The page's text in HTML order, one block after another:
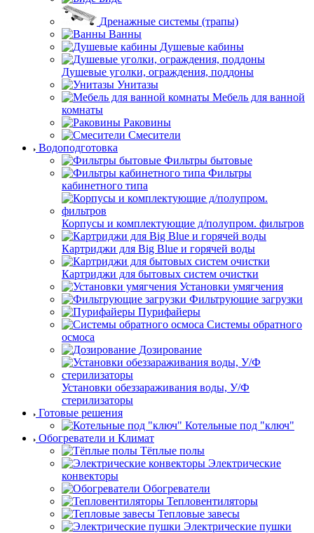
Дренажные системы (трапы)
Ванны
Душевые кабины
Душевые уголки, ограждения, поддоны
Унитазы
Мебель для ванной
комнаты
Раковины
Смесители
Водоподготовка
Фильтры бытовые
Фильтры
кабинетного типа
Корпусы и комплектующие д/полупром. фильтров
Картриджи для Big Blue и горячей воды
Картриджи для бытовых систем очистки
Установки умягчения
Фильтрующие загрузки
Пурифайеры
Системы обратного
осмоса
Дозирование
Установки обеззараживания воды, У/Ф
стерилизаторы
Готовые решения
Котельные под "ключ"
Обогреватели и Климат
Тёплые полы
Электрические
конвекторы
Обогреватели
Тепловентиляторы
Тепловые завесы
Электрические пушки